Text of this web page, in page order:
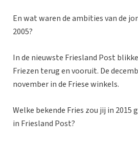
En wat waren de ambities van de
2005?
In de nieuwste Friesland Post
Friezen terug en vooruit. De
november in de Friese winkels.
Welke bekende Fries zou jij in
in Friesland Post?